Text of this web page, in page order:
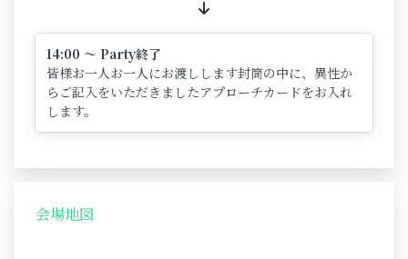
14:00 ～ Party終了
皆様お一人お一人にお渡しします封筒の中に、異性か
らご記入をいただきましたアプローチカードをお入れ
します。
会場地図